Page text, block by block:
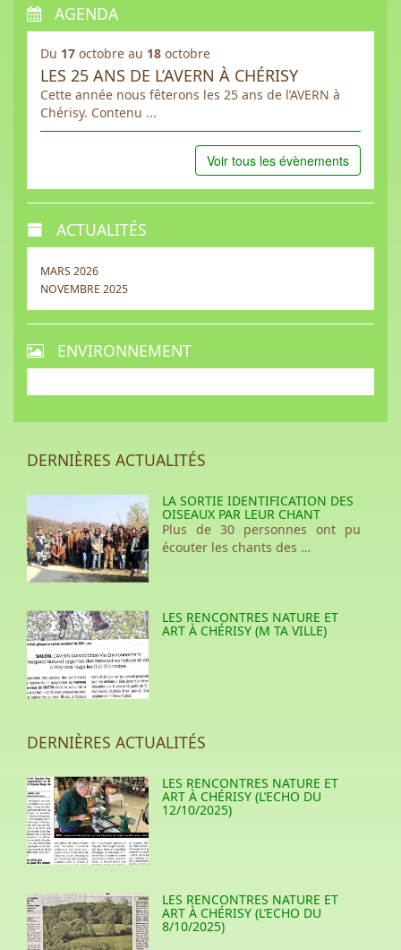
AGENDA
Du 17 octobre au 18 octobre
LES 25 ANS DE L’AVERN À CHÉRISY
Cette année nous fêterons les 25 ans de l’AVERN à
Chérisy. Contenu ...
Voir tous les évènements
ACTUALITÉS
MARS 2026
NOVEMBRE 2025
ENVIRONNEMENT
DERNIÈRES ACTUALITÉS
LA SORTIE IDENTIFICATION DES
OISEAUX PAR LEUR CHANT
Plus de 30 personnes ont pu
écouter les chants des …
LES RENCONTRES NATURE ET
ART À CHÉRISY (M TA VILLE)
DERNIÈRES ACTUALITÉS
LES RENCONTRES NATURE ET
ART À CHÉRISY (L’ECHO DU
12/10/2025)
LES RENCONTRES NATURE ET
ART À CHÉRISY (L’ECHO DU
8/10/2025)